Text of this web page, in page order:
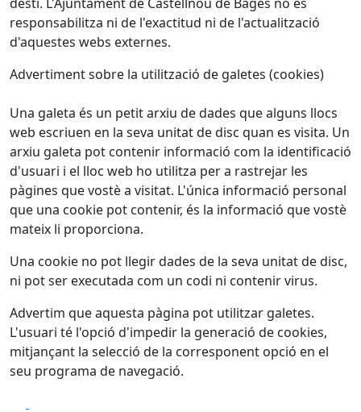
responsabilitza ni de l'exactitud ni de l'actualització
d'aquestes webs externes.
Advertiment sobre la utilització de galetes (cookies)
Una galeta és un petit arxiu de dades que alguns llocs
web escriuen en la seva unitat de disc quan es visita. Un
arxiu galeta pot contenir informació com la identificació
d'usuari i el lloc web ho utilitza per a rastrejar les
pàgines que vostè a visitat. L'única informació personal
que una cookie pot contenir, és la informació que vostè
mateix li proporciona.
Una cookie no pot llegir dades de la seva unitat de disc,
ni pot ser executada com un codi ni contenir virus.
Advertim que aquesta pàgina pot utilitzar galetes.
L'usuari té l'opció d'impedir la generació de cookies,
mitjançant la selecció de la corresponent opció en el
seu programa de navegació.